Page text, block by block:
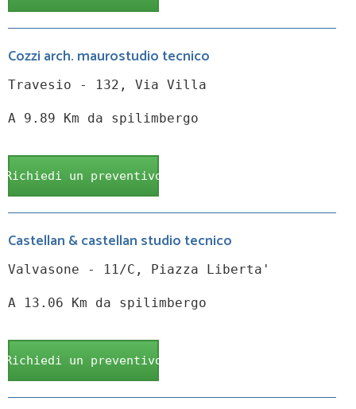
Cozzi arch. maurostudio tecnico
Travesio - 132, Via Villa
A 9.89 Km da spilimbergo
Richiedi un preventivo
Castellan & castellan studio tecnico
Valvasone - 11/C, Piazza Liberta'
A 13.06 Km da spilimbergo
Richiedi un preventivo